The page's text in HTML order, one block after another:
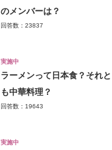
のメンバーは？
回答数：23837
実施中
ラーメンって日本食？それと
も中華料理？
回答数：19643
実施中